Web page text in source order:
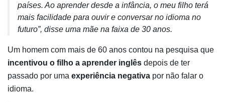
países. Ao aprender desde a infância, o meu filho terá
mais facilidade para ouvir e conversar no idioma no
futuro”, disse uma mãe na faixa de 30 anos.
Um homem com mais de 60 anos contou na pesquisa que
incentivou o filho a aprender inglês depois de ter
passado por uma experiência negativa por não falar o
idioma.